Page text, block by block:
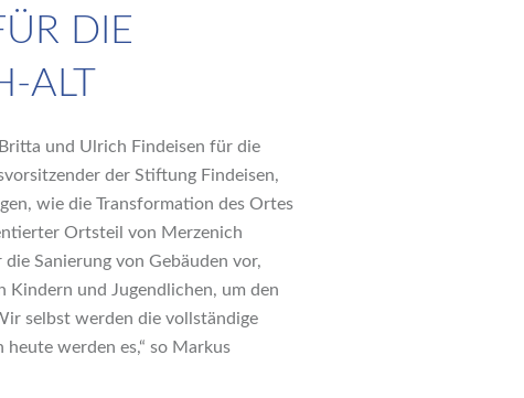
DIE
ALT
und Ulrich Findeisen für die
der Stiftung Findeisen,
wie die Transformation des Ortes
Ortsteil von Merzenich
Sanierung von Gebäuden vor,
Kindern und Jugendlichen, um den
selbst werden die vollständige
werden es,“ so Markus